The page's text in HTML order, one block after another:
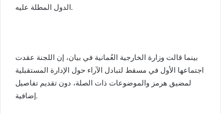
الدول المطلة عليه.
بينما قالت وزارة الخارجية العُمانية في بيان، إن اللجنة عقدت
اجتماعها الأول في مسقط لتبادل الآراء حول الإدارة المستقبلية
لمضيق هرمز والموضوعات ذات الصلة، دون تقديم تفاصيل
إضافية.